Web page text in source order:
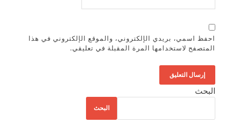
احفظ اسمي، بريدي الإلكتروني، والموقع الإلكتروني في هذا
المتصفح لاستخدامها المرة المقبلة في تعليقي.
البحث
البحث